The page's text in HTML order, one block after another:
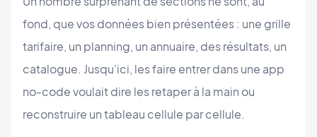
fond, que vos données bien présentées : une grille
tarifaire, un planning, un annuaire, des résultats, un
catalogue. Jusqu'ici, les faire entrer dans une app
no-code voulait dire les retaper à la main ou
reconstruire un tableau cellule par cellule.